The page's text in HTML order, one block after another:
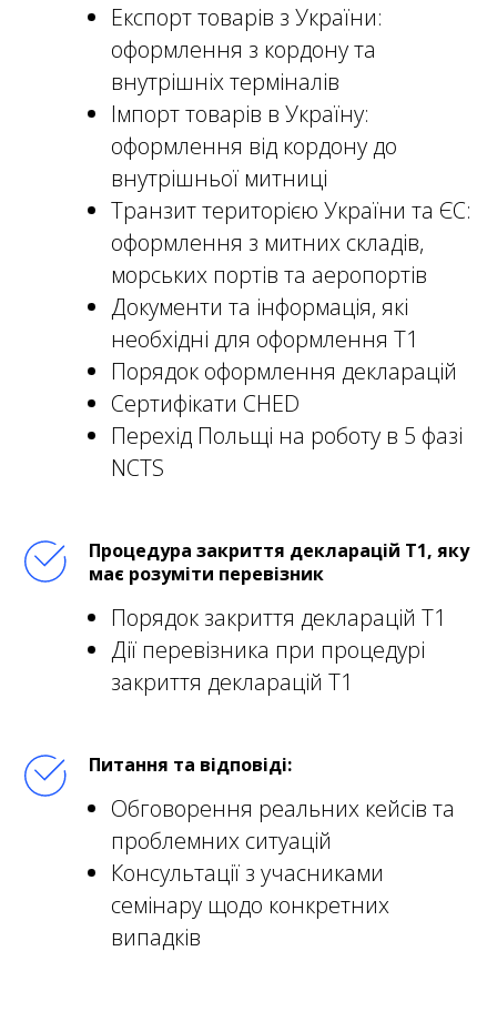
Експорт товарів з України:
оформлення з кордону та
внутрішніх терміналів
Імпорт товарів в Україну:
оформлення від кордону до
внутрішньої митниці
Транзит територією України та ЄС:
оформлення з митних складів,
морських портів та аеропортів
Документи та інформація, які
необхідні для оформлення Т1
Порядок оформлення декларацій
Сертифікати CHED
Перехід Польщі на роботу в 5 фазі
NCTS
Процедура закриття декларацій Т1, яку
має розуміти перевізник
Порядок закриття декларацій Т1
Дії перевізника при процедурі
закриття декларацій Т1
Питання та відповіді:
Обговорення реальних кейсів та
проблемних ситуацій
Консультації з учасниками
семінару щодо конкретних
випадків